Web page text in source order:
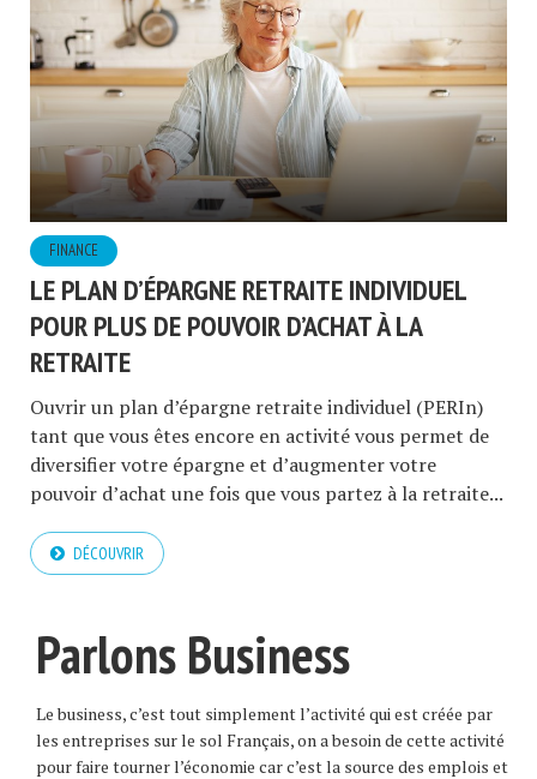
FINANCE
LE PLAN D’ÉPARGNE RETRAITE INDIVIDUEL
POUR PLUS DE POUVOIR D’ACHAT À LA
RETRAITE
Ouvrir un plan d’épargne retraite individuel (PERIn)
tant que vous êtes encore en activité vous permet de
diversifier votre épargne et d’augmenter votre
pouvoir d’achat une fois que vous partez à la retraite...
DÉCOUVRIR
Parlons Business
Le business, c’est tout simplement l’activité qui est créée par
les entreprises sur le sol Français, on a besoin de cette activité
pour faire tourner l’économie car c’est la source des emplois et